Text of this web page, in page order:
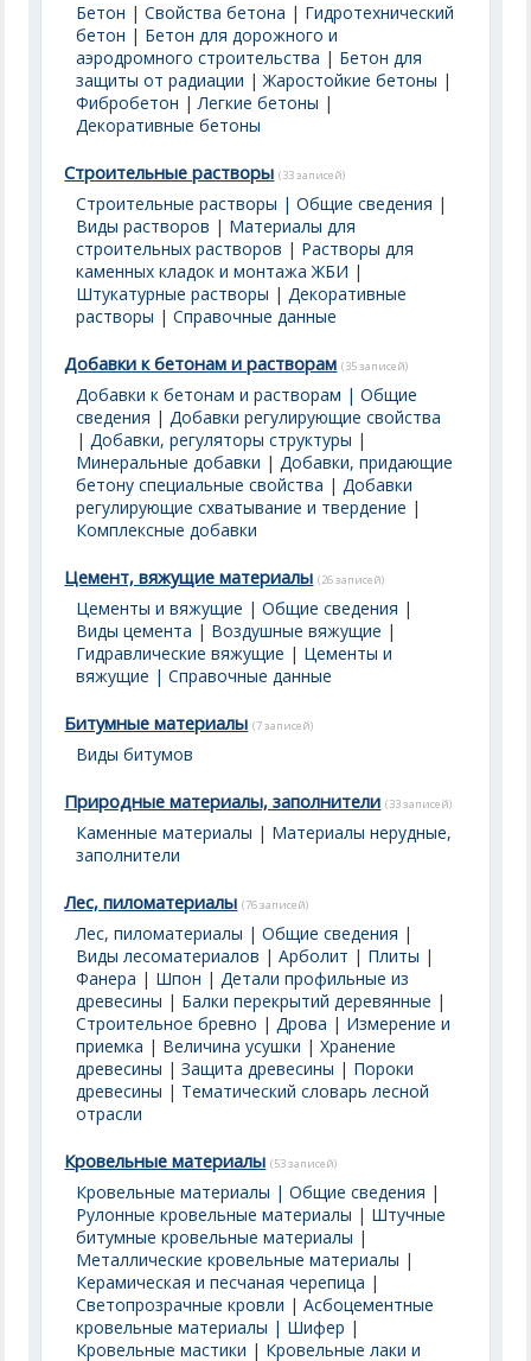
Бетон |Свойства бетона | Гидротехнический
бетон | Бетон для дорожного и
аэродромного строительства | Бетон для
защиты от радиации |Жаростойкие бетоны |
Фибробетон |Легкие бетоны |
Декоративные бетоны
Строительные растворы (33 записей)
Строительные растворы | Общие сведения |
Виды растворов | Материалы для
строительных растворов | Растворы для
каменных кладок и монтажа ЖБИ |
Штукатурные растворы |Декоративные
растворы |Справочные данные
Добавки к бетонам и растворам (35 записей)
Добавки к бетонам и растворам | Общие
сведения |Добавки регулирующие свойства
|Добавки, регуляторы структуры |
Минеральные добавки |Добавки, придающие
бетону специальные свойства |Добавки
регулирующие схватывание и твердение |
Комплексные добавки
Цемент, вяжущие материалы (26 записей)
Цементы и вяжущие | Общие сведения |
Виды цемента | Воздушные вяжущие |
Гидравлические вяжущие | Цементы и
вяжущие | Справочные данные
Битумные материалы (7 записей)
Виды битумов
Природные материалы, заполнители (33 записей)
Каменные материалы | Материалы нерудные,
заполнители
Лес, пиломатериалы (76 записей)
Лес, пиломатериалы | Общие сведения |
Виды лесоматериалов |Арболит | Плиты |
Фанера | Шпон |Детали профильные из
древесины | Балки перекрытий деревянные |
Строительное бревно |Дрова | Измерение и
приемка | Величина усушки |Хранение
древесины |Защита древесины | Пороки
древесины | Тематический словарь лесной
отрасли
Кровельные материалы (53 записей)
Кровельные материалы | Общие сведения |
Рулонные кровельные материалы | Штучные
битумные кровельные материалы |
Металлические кровельные материалы |
Керамическая и песчаная черепица |
Светопрозрачные кровли |Асбоцементные
кровельные материалы | Шифер |
Кровельные мастики | Кровельные лаки и